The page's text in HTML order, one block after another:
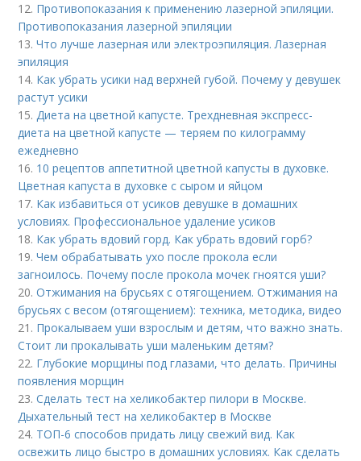
12. Противопоказания к применению лазерной эпиляции.
Противопоказания лазерной эпиляции
13.Что лучше лазерная или электроэпиляция. Лазерная
эпиляция
14. Как убрать усики над верхней губой. Почему у девушек
растут усики
15.Диета на цветной капусте. Трехдневная экспресс-
диета на цветной капусте — теряем по килограмму
ежедневно
16. 10 рецептов аппетитной цветной капусты в духовке.
Цветная капуста в духовке с сыром и яйцом
17. Как избавиться от усиков девушке в домашних
условиях. Профессиональное удаление усиков
18. Как убрать вдовий горд. Как убрать вдовий горб?
19.Чем обрабатывать ухо после прокола если
загноилось. Почему после прокола мочек гноятся уши?
20.Отжимания на брусьях с отягощением. Отжимания на
брусьях с весом (отягощением): техника, методика, видео
21. Прокалываем уши взрослым и детям, что важно знать.
Стоит ли прокалывать уши маленьким детям?
22. Глубокие морщины под глазами, что делать. Причины
появления морщин
23.Сделать тест на хеликобактер пилори в Москве.
Дыхательный тест на хеликобактер в Москве
24. ТОП-6 способов придать лицу свежий вид. Как
освежить лицо быстро в домашних условиях. Как сделать